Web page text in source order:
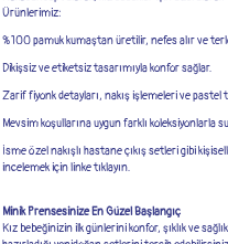
Ürünlerimiz:
%100 pamuk kumaştan üretilir, nefes alır ve
Dikişsiz ve etiketsiz tasarımıyla konfor sağlar.
Zarif fiyonk detayları, nakış işlemeleri ve pastel
Mevsim koşullarına uygun farklı koleksiyonlarla
İsme özelnakışlı hastane çıkış setlerigibi
incelemek için linke tıklayın.
Minik Prensesinize En Güzel Başlangıç
Kız bebeğinizin ilk günlerini konfor, şıklık ve